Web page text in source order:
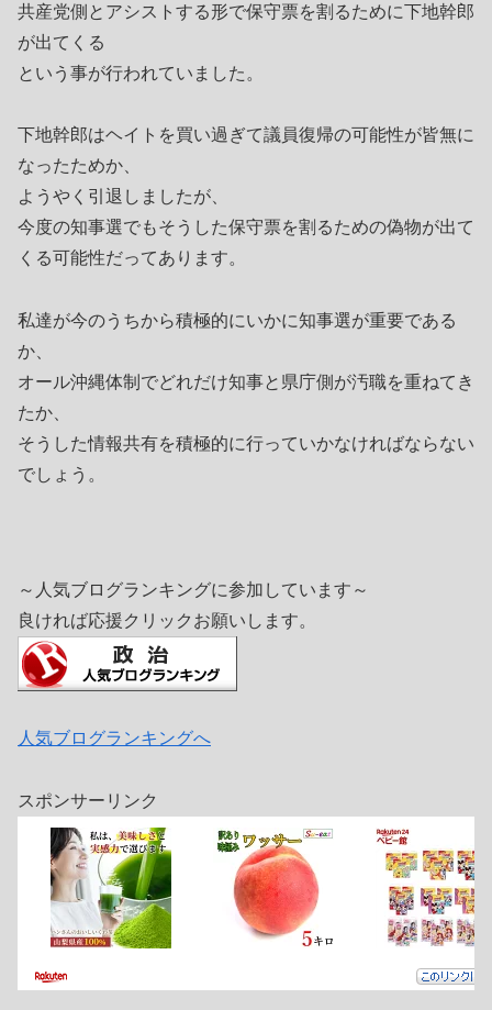
共産党側とアシストする形で保守票を割るために下地幹郎
が出てくる
という事が行われていました。
下地幹郎はヘイトを買い過ぎて議員復帰の可能性が皆無に
なったためか、
ようやく引退しましたが、
今度の知事選でもそうした保守票を割るための偽物が出て
くる可能性だってあります。
私達が今のうちから積極的にいかに知事選が重要である
か、
オール沖縄体制でどれだけ知事と県庁側が汚職を重ねてき
たか、
そうした情報共有を積極的に行っていかなければならない
でしょう。
～人気ブログランキングに参加しています～
良ければ応援クリックお願いします。
人気ブログランキングへ
スポンサーリンク